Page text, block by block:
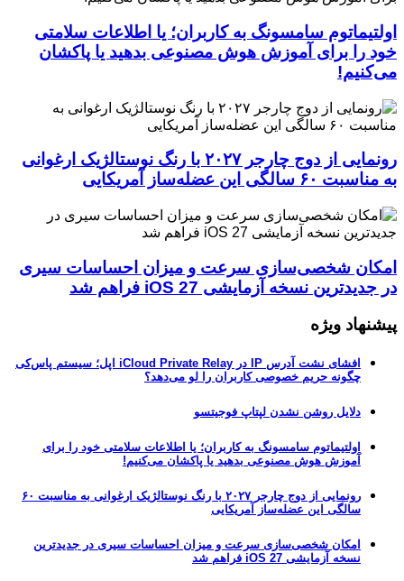
اولتیماتوم سامسونگ به کاربران؛ یا اطلاعات سلامتی
خود را برای آموزش هوش مصنوعی بدهید یا پاکشان
می‌کنیم!
رونمایی از دوج چارجر ۲۰۲۷ با رنگ نوستالژیک ارغوانی
به مناسبت ۶۰ سالگی این عضله‌ساز آمریکایی
امکان شخصی‌سازی سرعت و میزان احساسات سیری
در جدیدترین نسخه آزمایشی iOS 27 فراهم شد
پیشنهاد ویژه
افشای نشت آدرس IP در iCloud Private Relay اپل؛ سیستم پاس‌کی
چگونه حریم خصوصی کاربران را لو می‌دهد؟
دلایل روشن نشدن لپتاپ فوجیتسو
اولتیماتوم سامسونگ به کاربران؛ یا اطلاعات سلامتی خود را برای
آموزش هوش مصنوعی بدهید یا پاکشان می‌کنیم!
رونمایی از دوج چارجر ۲۰۲۷ با رنگ نوستالژیک ارغوانی به مناسبت ۶۰
سالگی این عضله‌ساز آمریکایی
امکان شخصی‌سازی سرعت و میزان احساسات سیری در جدیدترین
نسخه آزمایشی iOS 27 فراهم شد